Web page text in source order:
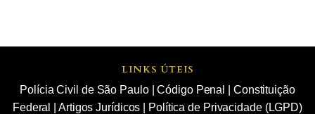
LINKS ÚTEIS
Polícia Civil de São Paulo|Código Penal
Constituição
Federal
Artigos Jurídicos
Política de Privacidade (LGPD)